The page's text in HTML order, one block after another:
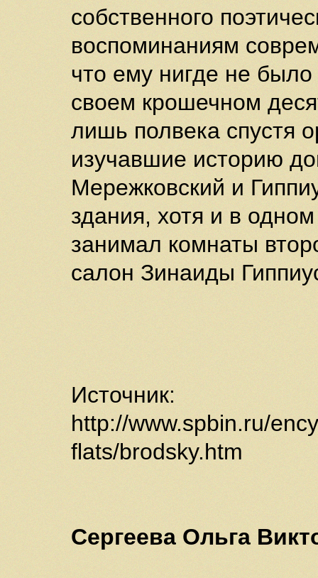
собственного
воспоминаниям
что ему нигде не было
своем крошечном
лишь полвека спустя
изучавшие историю
Мережковский и
здания, хотя и в
занимал комнаты
салон Зинаиды
Источник:
http://www.spbin.ru/
flats/brodsky.htm
Сергеева Ольга